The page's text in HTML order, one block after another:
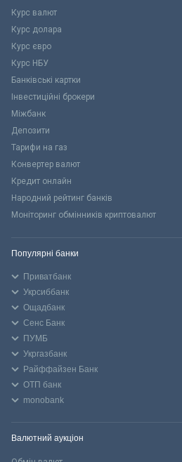
Курс валют
Курс долара
Курс євро
Курс НБУ
Банківські картки
Інвестиційні брокери
Міжбанк
Депозити
Тарифи на газ
Конвертер валют
Кредит онлайн
Народний рейтинг банків
Моніторинг обмінників криптовалют
Популярні банки
Приватбанк
Укрсиббанк
Ощадбанк
Сенс Банк
ПУМБ
Укргазбанк
Райффайзен Банк
ОТП банк
monobank
Валютний аукціон